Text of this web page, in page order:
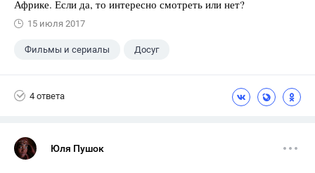
Африке. Если да, то интересно смотреть или нет?
15 июля 2017
Фильмы и сериалы Досуг
4 ответа
Юля Пушок